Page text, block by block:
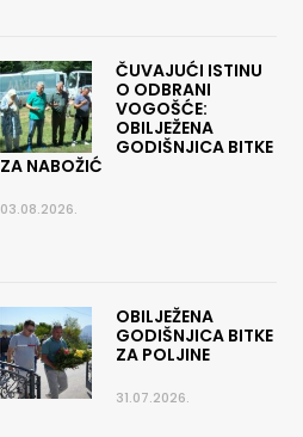
ČUVAJUĆI ISTINU
O ODBRANI
VOGOŠĆE:
OBILJEŽENA
GODIŠNJICA BITKE
ZA NABOŽIĆ
03.08.2026.
OBILJEŽENA
GODIŠNJICA BITKE
ZA POLJINE
31.07.2026.